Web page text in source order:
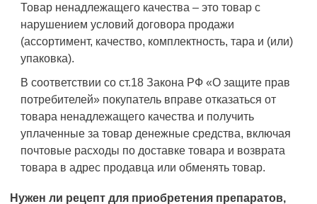
Товар ненадлежащего качества – это товар с
нарушением условий договора продажи
(ассортимент, качество, комплектность, тара и (или)
упаковка).
В соответствии со ст.18 Закона РФ «О защите прав
потребителей» покупатель вправе отказаться от
товара ненадлежащего качества и получить
уплаченные за товар денежные средства, включая
почтовые расходы по доставке товара и возврата
товара в адрес продавца или обменять товар.
Нужен ли рецепт для приобретения препаратов,